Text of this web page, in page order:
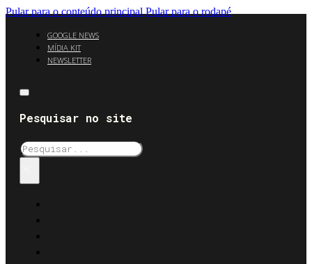
Pular para o conteúdo principal Pular para o rodapé
GOOGLE NEWS
MÍDIA KIT
NEWSLETTER
Pesquisar no site
Pesquisar